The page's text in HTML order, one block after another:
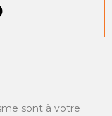
sont à votre